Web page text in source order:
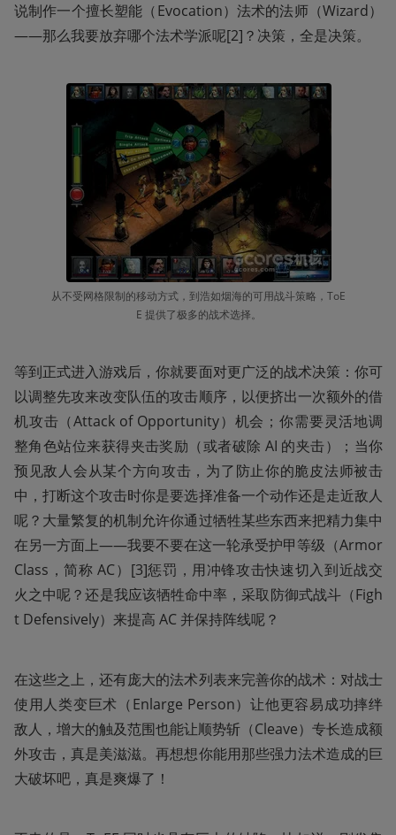
说制作一个擅长塑能（Evocation）法术的法师（Wizard）
——那么我要放弃哪个法术学派呢[2]？决策，全是决策。
从不受网格限制的移动方式，到浩如烟海的可用战斗策略，ToE
E 提供了极多的战术选择。
等到正式进入游戏后，你就要面对更广泛的战术决策：你可
以调整先攻来改变队伍的攻击顺序，以便挤出一次额外的借
机攻击（Attack of Opportunity）机会；你需要灵活地调
整角色站位来获得夹击奖励（或者破除 AI 的夹击）；当你
预见敌人会从某个方向攻击，为了防止你的脆皮法师被击
中，打断这个攻击时你是要选择准备一个动作还是走近敌人
呢？大量繁复的机制允许你通过牺牲某些东西来把精力集中
在另一方面上——我要不要在这一轮承受护甲等级（Armor
Class，简称 AC）[3]惩罚，用冲锋攻击快速切入到近战交
火之中呢？还是我应该牺牲命中率，采取防御式战斗（Figh
t Defensively）来提高 AC 并保持阵线呢？
在这些之上，还有庞大的法术列表来完善你的战术：对战士
使用人类变巨术（Enlarge Person）让他更容易成功摔绊
敌人，增大的触及范围也能让顺势斩（Cleave）专长造成额
外攻击，真是美滋滋。再想想你能用那些强力法术造成的巨
大破坏吧，真是爽爆了！